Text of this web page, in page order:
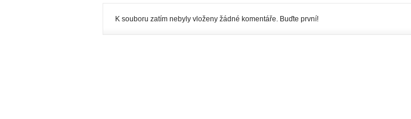
K souboru zatím nebyly vloženy žádné komentáře. Buďte první!